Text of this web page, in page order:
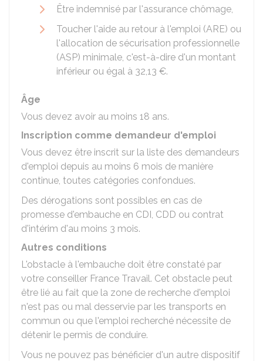
Être indemnisé par l'assurance chômage,
Toucher l'aide au retour à l'emploi (ARE) ou
l'allocation de sécurisation professionnelle
(ASP) minimale, c'est-à-dire d'un montant
inférieur ou égal à 32,13 €.
Âge
Vous devez avoir au moins 18 ans.
Inscription comme demandeur d'emploi
Vous devez être inscrit sur la liste des demandeurs
d'emploi depuis au moins 6 mois de manière
continue, toutes catégories confondues.
Des dérogations sont possibles en cas de
promesse d'embauche en CDI, CDD ou contrat
d'intérim d'au moins 3 mois.
Autres conditions
L'obstacle à l'embauche doit être constaté par
votre conseiller France Travail. Cet obstacle peut
être lié au fait que la zone de recherche d'emploi
n'est pas ou mal desservie par les transports en
commun ou que l'emploi recherché nécessite de
détenir le permis de conduire.
Vous ne pouvez pas bénéficier d'un autre dispositif